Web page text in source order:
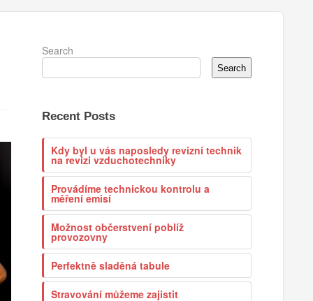
Search
Search
Recent Posts
Kdy byl u vás naposledy revizní technik
na revizi vzduchotechniky
Provádíme technickou kontrolu a
měření emisí
Možnost občerstvení poblíž
provozovny
Perfektně sladěná tabule
Stravování můžeme zajistit